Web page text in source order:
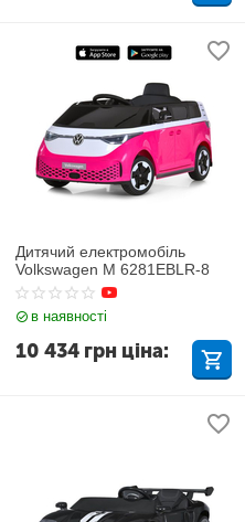
Дитячий електромобіль
Volkswagen M 6281EBLR-8
в наявності
10 434 грн ціна: